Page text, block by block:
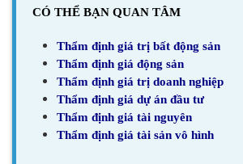
CÓ THỂ BẠN QUAN TÂM
Thẩm định giá trị bất động sản
Thẩm định giá động sản
Thẩm định giá trị doanh nghiệp
Thẩm định giá dự án đầu tư
Thẩm định giá tài nguyên
Thẩm định giá tài sản vô hình